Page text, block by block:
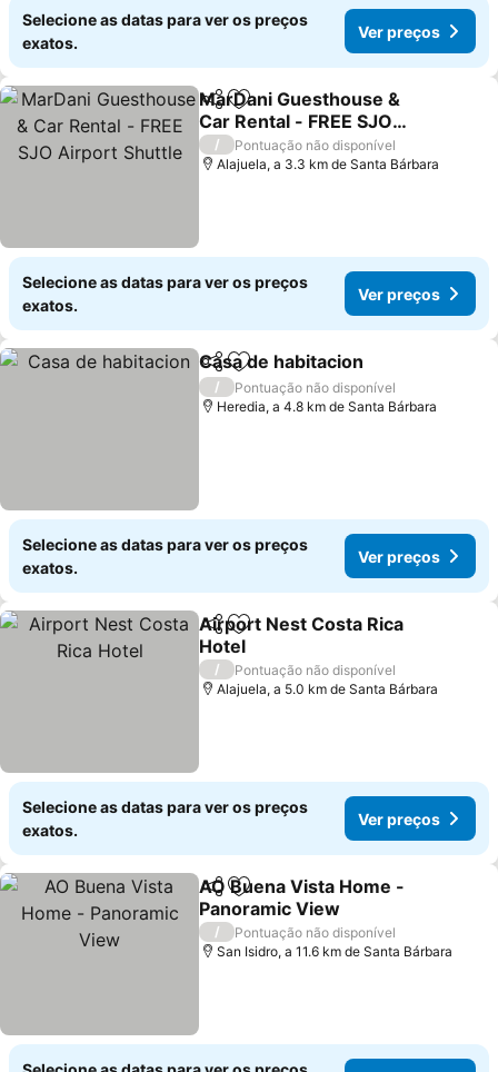
Selecione as datas para ver os preços
exatos.
Ver preços
PartilharAdicionar aos favoritos
MarDani Guesthouse &
Car Rental - FREE SJO
Airport Shuttle
Ver preços
/
Pontuação não disponível
Alajuela, a 3.3 km de Santa Bárbara
Selecione as datas para ver os preços
exatos.
Ver preços
PartilharAdicionar aos favoritos
Casa de habitacion
/
Pontuação não disponível
Heredia, a 4.8 km de Santa Bárbara
Selecione as datas para ver os preços
exatos.
Ver preços
PartilharAdicionar aos favoritos
Airport Nest Costa Rica
Hotel
Ver preços
/
Pontuação não disponível
Alajuela, a 5.0 km de Santa Bárbara
Selecione as datas para ver os preços
exatos.
Ver preços
PartilharAdicionar aos favoritos
AO Buena Vista Home -
Panoramic View
Ver preços
/
Pontuação não disponível
San Isidro, a 11.6 km de Santa Bárbara